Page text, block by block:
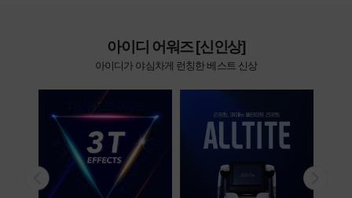
아이디 어워즈 [신인상]
아이디가 야심차게 런칭한 베스트 신상